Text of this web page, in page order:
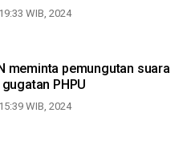
WIB, 2024
meminta pemungutan suara
PHPU
WIB, 2024